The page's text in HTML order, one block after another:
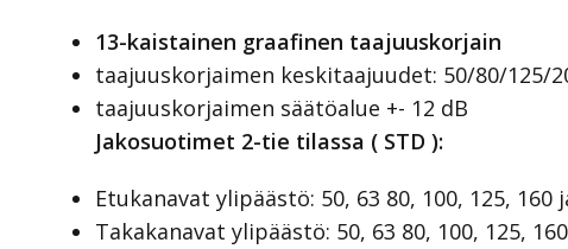
13-kaistainen graafinen taajuuskorjain
taajuuskorjaimen keskitaajuudet: 50/80/125/
taajuuskorjaimen säätöalue +- 12 dB
Jakosuotimet 2-tie tilassa ( STD ):
Etukanavat ylipäästö: 50, 63 80, 100, 125, 160
Takakanavat ylipäästö: 50, 63 80, 100, 125,